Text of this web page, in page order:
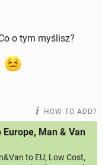
o tym myślisz?
HOW TO ADD?
Europe, Man & Van
to EU, Low Cost,